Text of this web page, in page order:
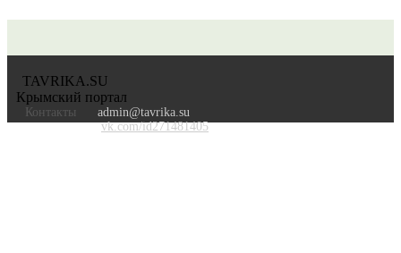
TAVRIKA.SU
Крымский портал
Контакты
admin@tavrika.su
vk.com/id271481405